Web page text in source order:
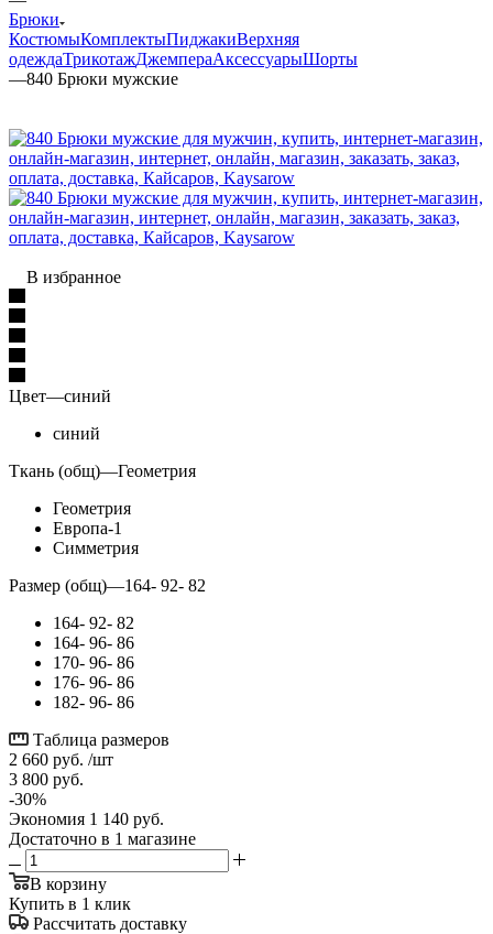
Брюки
КостюмыКомплектыПиджакиВерхняя
одеждаТрикотажДжемпераАксессуарыШорты
—840 Брюки мужские
В избранное
Цвет—синий
синий
Ткань (общ)—Геометрия
Геометрия
Европа-1
Симметрия
Размер (общ)—164- 92- 82
164- 92- 82
164- 96- 86
170- 96- 86
176- 96- 86
182- 96- 86
Таблица размеров
2 660 руб. /шт
3 800 руб.
-30%
Экономия 1 140 руб.
Достаточно в 1 магазине
В корзину
Купить в 1 клик
Рассчитать доставку